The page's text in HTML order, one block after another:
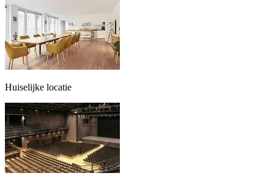
Huiselijke locatie